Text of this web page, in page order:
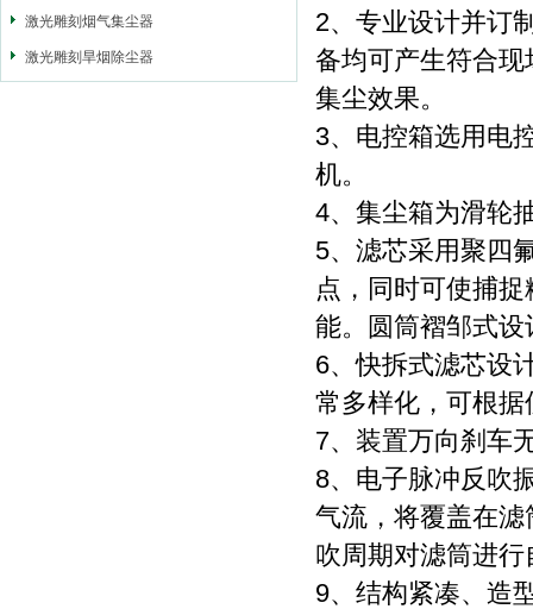
激光雕刻烟气集尘器
激光雕刻旱烟除尘器
2、专业设计并订
备均可产生符合
集尘效果。
3、电控箱选用电
机。
4、集尘箱为滑轮
5、滤芯采用聚四
点，同时可使捕
能。圆筒褶邹式
6、快拆式滤芯设
常多样化，可根
7、装置万向刹车
8、电子脉冲反吹
气流，将覆盖在
吹周期对滤筒进
9、结构紧凑、造